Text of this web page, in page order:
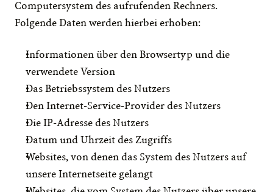
Computersystem des aufrufenden Rechners.
Folgende Daten werden hierbei erhoben:
Informationen über den Browsertyp und die
verwendete Version
Das Betriebssystem des Nutzers
Den Internet-Service-Provider des Nutzers
Die IP-Adresse des Nutzers
Datum und Uhrzeit des Zugriffs
Websites, von denen das System des Nutzers auf
unsere Internetseite gelangt